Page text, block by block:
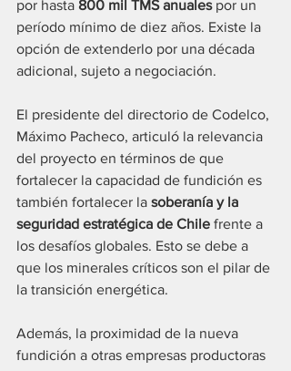
por hasta 800 mil TMS anuales por un
período mínimo de diez años. Existe la
opción de extenderlo por una década
adicional, sujeto a negociación.
El presidente del directorio de Codelco,
Máximo Pacheco, articuló la relevancia
del proyecto en términos de que
fortalecer la capacidad de fundición es
también fortalecer la soberanía y la
seguridad estratégica de Chile frente a
los desafíos globales. Esto se debe a
que los minerales críticos son el pilar de
la transición energética.
Además, la proximidad de la nueva
fundición a otras empresas productoras